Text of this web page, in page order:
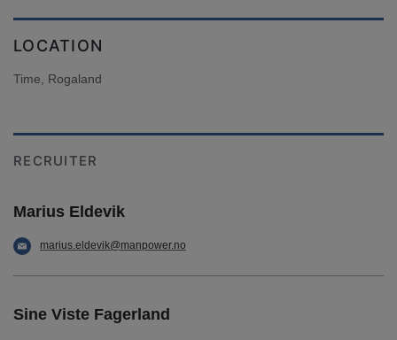
LOCATION
Time, Rogaland
RECRUITER
Marius Eldevik
marius.eldevik@manpower.no
Sine Viste Fagerland